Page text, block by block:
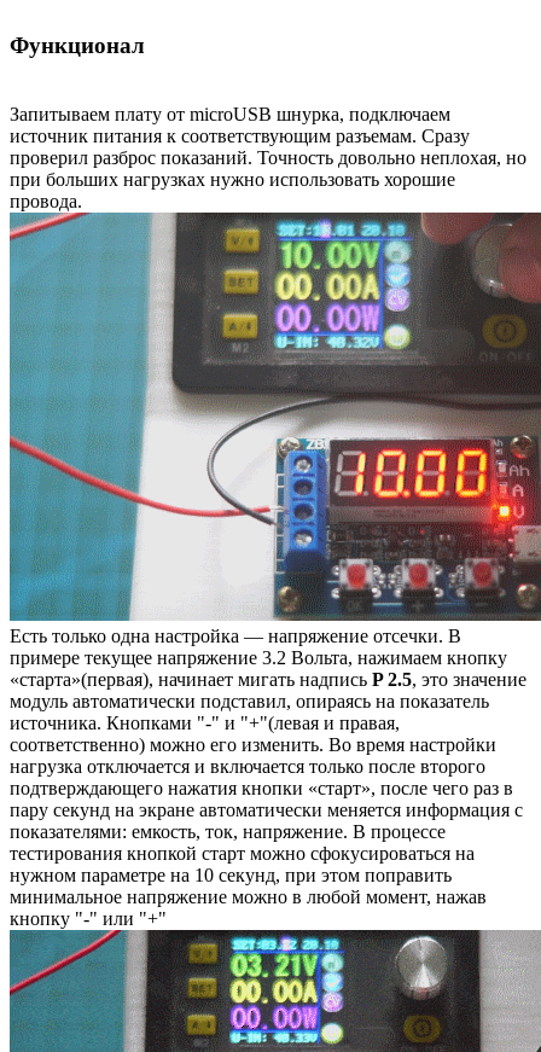
Функционал
Запитываем плату от microUSB шнурка, подключаем
источник питания к соответствующим разъемам. Сразу
проверил разброс показаний. Точность довольно неплохая, но
при больших нагрузках нужно использовать хорошие
провода.
Есть только одна настройка — напряжение отсечки. В
примере текущее напряжение 3.2 Вольта, нажимаем кнопку
«старта»(первая), начинает мигать надпись P 2.5, это значение
модуль автоматически подставил, опираясь на показатель
источника. Кнопками "-" и "+"(левая и правая,
соответственно) можно его изменить. Во время настройки
нагрузка отключается и включается только после второго
подтверждающего нажатия кнопки «старт», после чего раз в
пару секунд на экране автоматически меняется информация с
показателями: емкость, ток, напряжение. В процессе
тестирования кнопкой старт можно сфокусироваться на
нужном параметре на 10 секунд, при этом поправить
минимальное напряжение можно в любой момент, нажав
кнопку "-" или "+"